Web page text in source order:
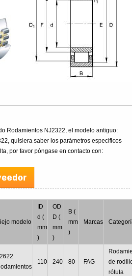
Rodamientos NJ2322, el modelo antiguo:
quisiera saber los parámetros específicos
por favor póngase en contacto con:
modelo
ID
d (
mm
)
OD
D (
mm
)
B (
mm
)
Marcas
110 240 80 FAG
de
rótula